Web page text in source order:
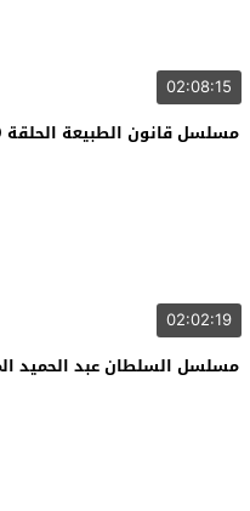
02:08:15
مسلسل قانون الطبيعة الحلقة 9
02:02:19
مسلسل السلطان عبد الحميد